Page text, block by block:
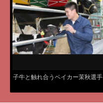
子牛と触れ合うベイカー茉秋選手